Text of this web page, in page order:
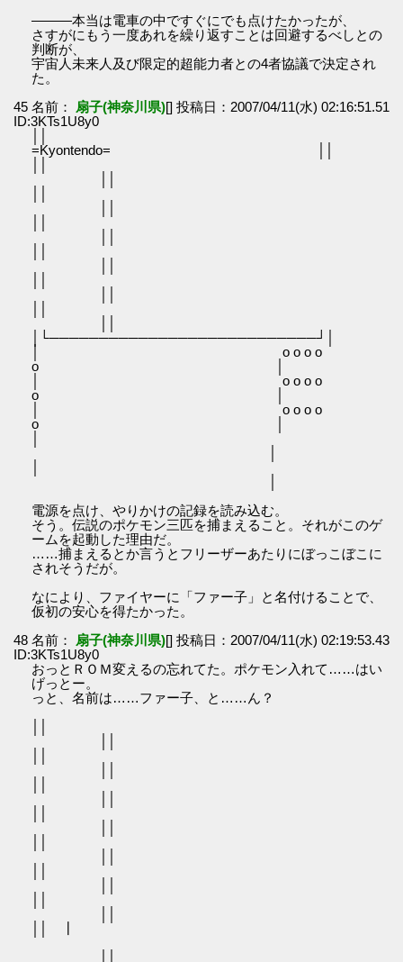
―――本当は電車の中ですぐにでも点けたかったが、
さすがにもう一度あれを繰り返すことは回避するべしとの
判断が、
宇宙人未来人及び限定的超能力者との4者協議で決定され
た。
45 名前：
扇子(神奈川県)[] 投稿日：2007/04/11(水) 02:16:51.51
ID:3KTs1U8y0
=Kyontendo= ││
││
││
││
││
││
││
│└───────────────────────────┘│
│ o o o o
o │
│ o o o o
o │
│ o o o o
o │
│
│
│
│
電源を点け、やりかけの記録を読み込む。
そう。伝説のポケモン三匹を捕まえること。それがこのゲ
ームを起動した理由だ。
……捕まえるとか言うとフリーザーあたりにぼっこぼこに
されそうだが。
なにより、ファイヤーに「ファー子」と名付けることで、
仮初の安心を得たかった。
48 名前：
扇子(神奈川県)[] 投稿日：2007/04/11(水) 02:19:53.43
ID:3KTs1U8y0
おっとＲＯＭ変えるの忘れてた。ポケモン入れて……はい
げっとー。
っと、名前は……ファー子、と……ん？
││
││
││
││
││
││
││